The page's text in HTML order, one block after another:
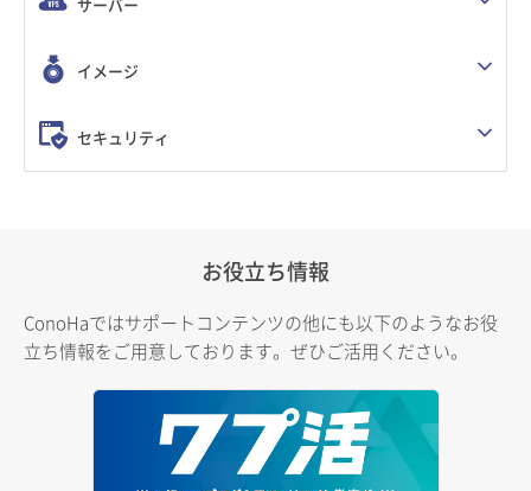
イメージ
セキュリティ
お役立ち情報
ConoHaではサポートコンテンツの他にも以下のようなお役
立ち情報をご用意しております。ぜひご活用ください。